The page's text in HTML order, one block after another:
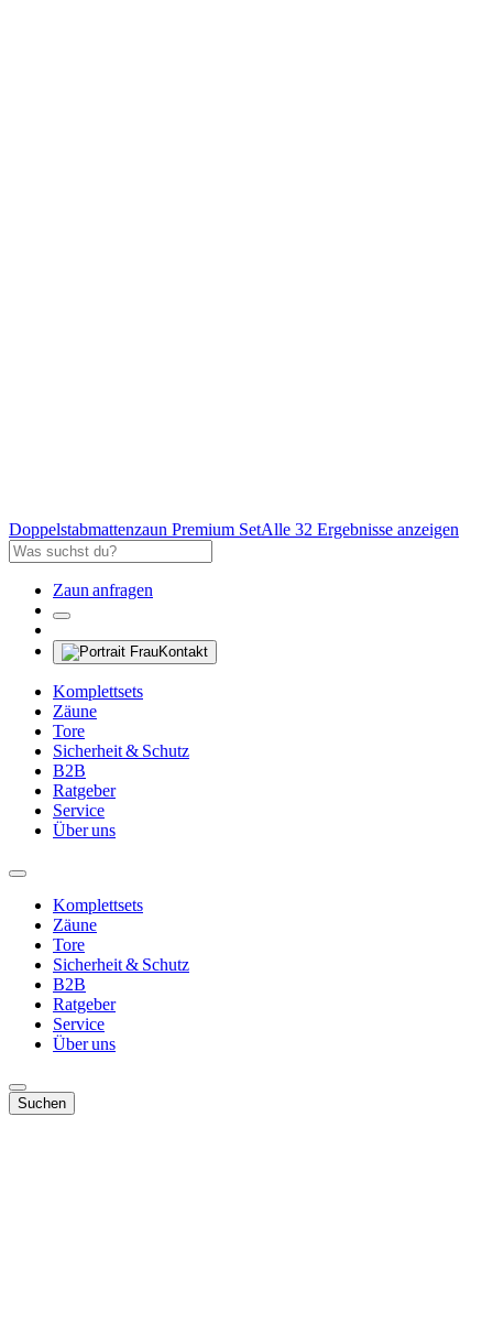
Doppelstabmattenzaun Premium SetAlle 32 Ergebnisse anzeigen
Zaun anfragen
Kontakt
Komplettsets
Zäune
Tore
Sicherheit & Schutz
B2B
Ratgeber
Service
Über uns
Komplettsets
Zäune
Tore
Sicherheit & Schutz
B2B
Ratgeber
Service
Über uns
Suchen